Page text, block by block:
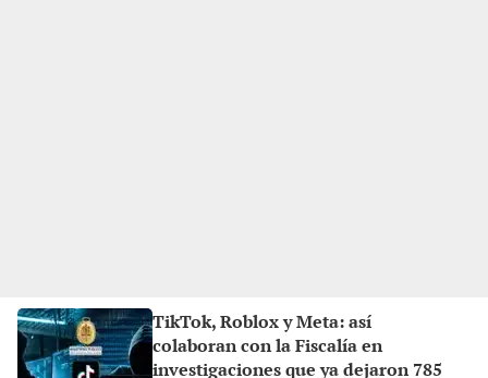
TikTok, Roblox y Meta: así
colaboran con la Fiscalía en
investigaciones que ya dejaron 785